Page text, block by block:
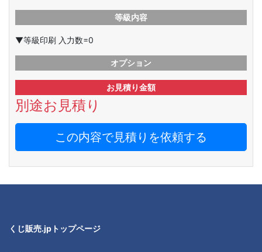
等級内容
▼等級印刷 入力数=0
オプション
お見積り金額
別途お見積り
この内容で見積りを依頼する
くじ販売.jpトップページ